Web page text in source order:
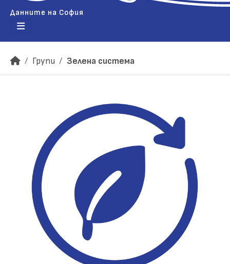
Данните на София
Групи Зелена система